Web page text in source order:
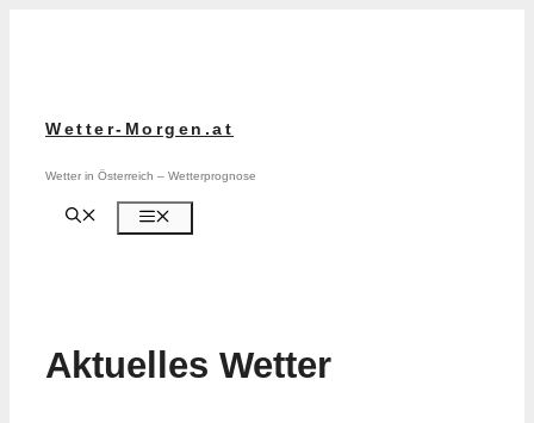
Wetter-Morgen.at
Wetter in Österreich – Wetterprognose
Aktuelles Wetter